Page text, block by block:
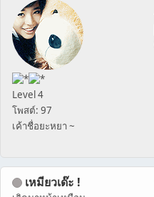
Level 4
โพสต์: 97
เค้าชื่อยะหยา ~
เหมียวเด๊ะ !